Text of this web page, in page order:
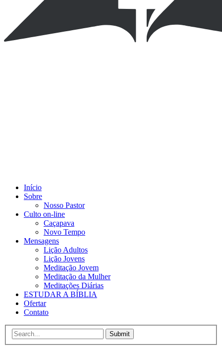
Início
Sobre
Nosso Pastor
Culto on-line
Caçapava
Novo Tempo
Mensagens
Lição Adultos
Lição Jovens
Meditação Jovem
Meditação da Mulher
Meditações Diárias
ESTUDAR A BÍBLIA
Ofertar
Contato
Submit